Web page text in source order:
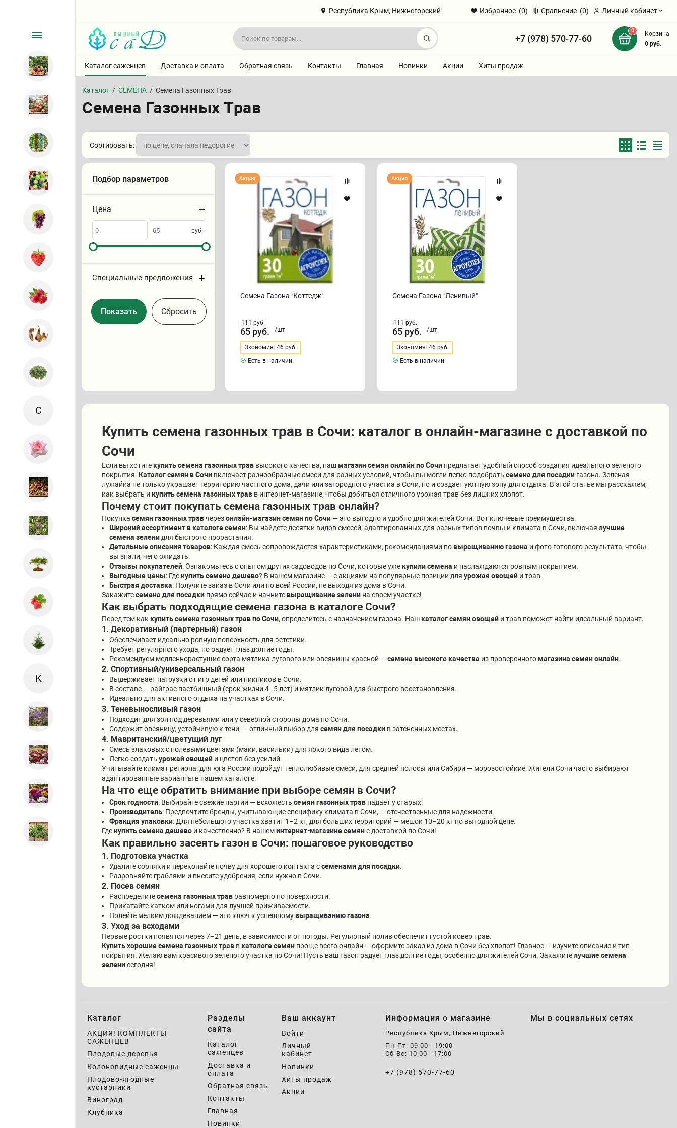
Республика Крым, Нижнегорский Избранное (0) Сравнение (0) Личный кабинет
Найти +7 (978) 570-77-60
0
Корзина
0руб.
С
К
Каталог саженцев Доставка и оплата Обратная связь Контакты Главная Новинки Акции Хиты продаж
Каталог / СЕМЕНА / Семена Газонных Трав
Семена Газонных Трав
Сортировать:
Подбор параметров
Цена
Сортировать
по
руб.
Специальные предложения
Cбросить
Семена
Газона
"Коттедж"
Семена Газона "Коттедж"
Акция
111руб.
65 руб. /шт.
Экономия: 46 руб.
Есть в наличии
Семена
Газона
"Ленивый"
Семена Газона "Ленивый"
Акция
111руб.
65 руб. /шт.
Экономия: 46 руб.
Есть в наличии
Купить семена газонных трав в Сочи: каталог в онлайн-магазине с доставкой по
Сочи
Если вы хотите купить семена газонных трав высокого качества, наш магазин семян онлайн по Сочи предлагает удобный способ создания идеального зеленого
покрытия. Каталог семян в Сочи включает разнообразные смеси для разных условий, чтобы вы могли легко подобрать семена для посадки газона. Зеленая
лужайка не только украшает территорию частного дома, дачи или загородного участка в Сочи, но и создает уютную зону для отдыха. В этой статье мы расскажем,
как выбрать и купить семена газонных трав в интернет-магазине, чтобы добиться отличного урожая трав без лишних хлопот.
Почему стоит покупать семена газонных трав онлайн?
Покупка семян газонных травчерезонлайн-магазин семян по Сочи — это выгодно и удобно для жителей Сочи. Вот ключевые преимущества:
Широкий ассортимент в каталоге семян: Вы найдете десятки видов смесей, адаптированных для разных типов почвы и климата в Сочи, включая лучшие
семена зелени для быстрого прорастания.
Детальные описания товаров: Каждая смесь сопровождается характеристиками, рекомендациями по выращиванию газона и фото готового результата, чтобы
вы знали, чего ожидать.
Отзывы покупателей: Ознакомьтесь с опытом других садоводов по Сочи, которые уже купили семена и наслаждаются ровным покрытием.
Выгодные цены: Где купить семена дешево? В нашем магазине — с акциями на популярные позиции для урожая овощей и трав.
Быстрая доставка: Получите заказ в Сочи или по всей России, не выходя из дома в Сочи.
Закажитесемена для посадки прямо сейчас и начните выращивание зелени на своем участке!
Как выбрать подходящие семена газона в каталоге Сочи?
Перед тем как купить семена газонных трав по Сочи, определитесь с назначением газона. Наш каталог семян овощей и трав поможет найти идеальный вариант.
1. Декоративный (партерный) газон
Обеспечивает идеально ровную поверхность для эстетики.
Требует регулярного ухода, но радует глаз долгие годы.
Рекомендуем медленнорастущие сорта мятлика лугового или овсяницы красной —семена высокого качества из проверенного магазина семян онлайн.
2. Спортивный/универсальный газон
Выдерживает нагрузки от игр детей или пикников в Сочи.
В составе — райграс пастбищный (срок жизни 4–5 лет) и мятлик луговой для быстрого восстановления.
Идеально для активного отдыха на участках в Сочи.
3. Теневыносливый газон
Подходит для зон под деревьями или у северной стороны дома по Сочи.
Содержит овсяницу, устойчивую к тени, — отличный выбор для семян для посадки в затененных местах.
4. Мавританский/цветущий луг
Смесь злаковых с полевыми цветами (маки, васильки) для яркого вида летом.
Легко создать урожай овощей и цветов без усилий.
Учитывайте климат региона: для юга России подойдут теплолюбивые смеси, для средней полосы или Сибири — морозостойкие. Жители Сочи часто выбирают
адаптированные варианты в нашем каталоге.
На что еще обратить внимание при выборе семян в Сочи?
Срок годности: Выбирайте свежие партии — всхожесть семян газонных трав падает у старых.
Производитель: Предпочтите бренды, учитывающие специфику климата в Сочи, — отечественные для надежности.
Фракция упаковки: Для небольшого участка хватит 1–2 кг, для больших территорий — мешок 10–20 кг по выгодной цене.
Где купить семена дешево и качественно? В нашеминтернет-магазине семянс доставкой по Сочи!
Как правильно засеять газон в Сочи: пошаговое руководство
1. Подготовка участка
Удалите сорняки и перекопайте почву для хорошего контакта ссеменами для посадки.
Разровняйте граблями и внесите удобрения, если нужно в Сочи.
2. Посев семян
Распределитесемена газонных трав равномерно по поверхности.
Прикатайте катком или ногами для лучшей приживаемости.
Полейте мелким дождеванием — это ключ к успешному выращиванию газона.
3. Уход за всходами
Первые ростки появятся через 7–21 день, в зависимости от погоды. Регулярный полив обеспечит густой ковер трав.
Купить хорошие семена газонных трав в каталоге семян проще всего онлайн — оформите заказ из дома в Сочи без хлопот! Главное — изучите описание и тип
покрытия. Желаю вам красивого зеленого участка по Сочи! Пусть ваш газон радует глаз долгие годы, особенно для жителей Сочи. Закажителучшие семена
зеленисегодня!
Каталог
АКЦИЯ! КОМПЛЕКТЫ
САЖЕНЦЕВ
Плодовые деревья
Колоновидные саженцы
Плодово-ягодные
кустарники
Виноград
Клубника
Разделы
сайта
Каталог
саженцев
Доставка и
оплата
Обратная связь
Контакты
Главная
Новинки
Ваш аккаунт
Войти
Личный
кабинет
Новинки
Хиты продаж
Акции
Информация о магазине
Республика Крым, Нижнегорский
Пн-Пт: 09:00 - 19:00
Сб-Вс: 10:00 - 17:00
+7 (978) 570-77-60
Мы в социальных сетях